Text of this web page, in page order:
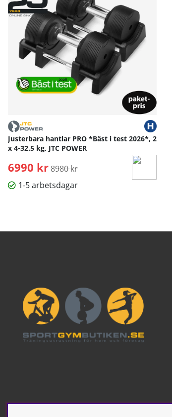
Handskens längd
Handskens bredd
Handskens bredd längst ned
12.
5
Handskens bred - dam
8.5
Mått angivna i cm.
Justerbara hantlar PRO *Bäst i test 2026*, 2
x 4-32.5 kg, JTC POWER
6990 kr Ordinarie pris:
8980 kr
1-5 arbetsdagar